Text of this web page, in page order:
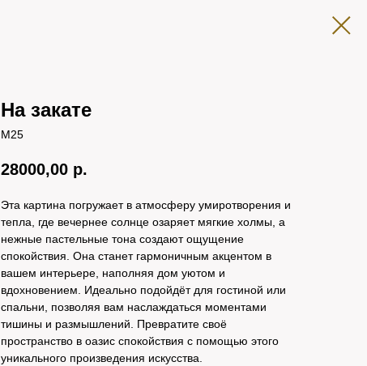
На закате
M25
28000,00 р.
Эта картина погружает в атмосферу умиротворения и
тепла, где вечернее солнце озаряет мягкие холмы, а
нежные пастельные тона создают ощущение
спокойствия. Она станет гармоничным акцентом в
вашем интерьере, наполняя дом уютом и
вдохновением. Идеально подойдёт для гостиной или
спальни, позволяя вам наслаждаться моментами
тишины и размышлений. Превратите своё
пространство в оазис спокойствия с помощью этого
уникального произведения искусства.